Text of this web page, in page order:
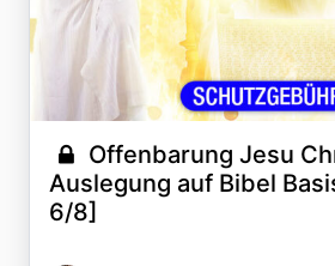
Offenbarung Jesu
Auslegung auf Bibel
6/8]